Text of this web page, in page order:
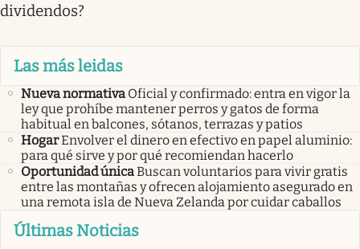
dividendos?
Las más leidas
Nueva normativa Oficial y confirmado: entra en vigor la
ley que prohíbe mantener perros y gatos de forma
habitual en balcones, sótanos, terrazas y patios
HogarEnvolver el dinero en efectivo en papel aluminio:
para qué sirve y por qué recomiendan hacerlo
Oportunidad únicaBuscan voluntarios para vivir gratis
entre las montañas y ofrecen alojamiento asegurado en
una remota isla de Nueva Zelanda por cuidar caballos
Últimas Noticias